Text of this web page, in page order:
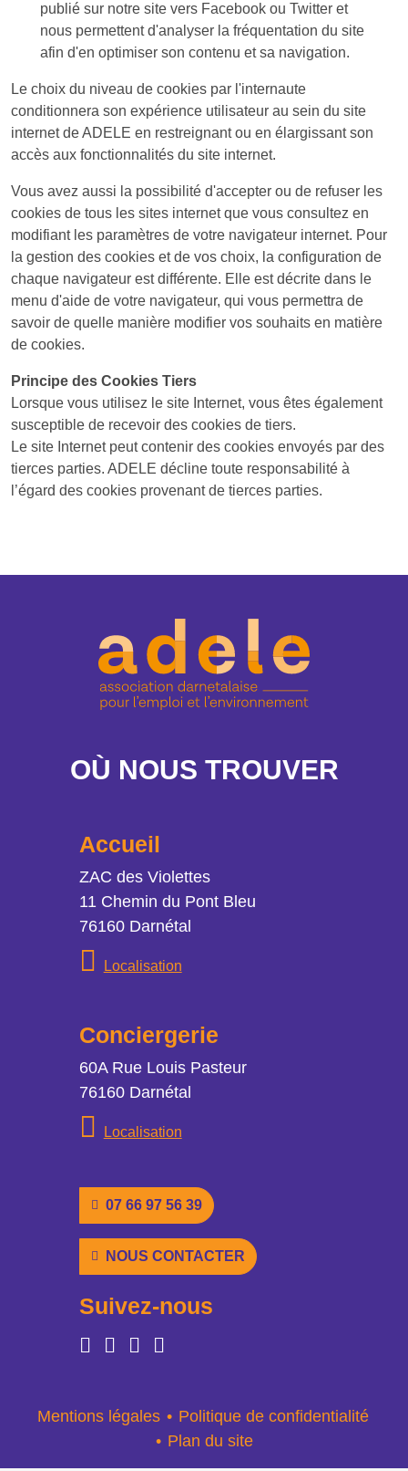
publié sur notre site vers Facebook ou Twitter et
nous permettent d'analyser la fréquentation du site
afin d'en optimiser son contenu et sa navigation.
Le choix du niveau de cookies par l'internaute
conditionnera son expérience utilisateur au sein du site
internet de ADELE en restreignant ou en élargissant son
accès aux fonctionnalités du site internet.
Vous avez aussi la possibilité d'accepter ou de refuser les
cookies de tous les sites internet que vous consultez en
modifiant les paramètres de votre navigateur internet. Pour
la gestion des cookies et de vos choix, la configuration de
chaque navigateur est différente. Elle est décrite dans le
menu d'aide de votre navigateur, qui vous permettra de
savoir de quelle manière modifier vos souhaits en matière
de cookies.
Principe des Cookies Tiers
Lorsque vous utilisez le site Internet, vous êtes également
susceptible de recevoir des cookies de tiers.
Le site Internet peut contenir des cookies envoyés par des
tierces parties. ADELE décline toute responsabilité à
l’égard des cookies provenant de tierces parties.
OÙ NOUS TROUVER
Accueil
Adresse
ZAC des Violettes
11 Chemin du Pont Bleu
76160 Darnétal
Localisation
Localisation
Conciergerie
Adresse
60A Rue Louis Pasteur
76160 Darnétal
Localisation
Localisation
Numéro de téléphone
07 66 97 56 39
Nous contacter
NOUS CONTACTER
Suivez-nous
Facebook
Instagram
Linkedin
TikTok
Plus d'informations
Mentions légales
Politique de confidentialité
Plan du site